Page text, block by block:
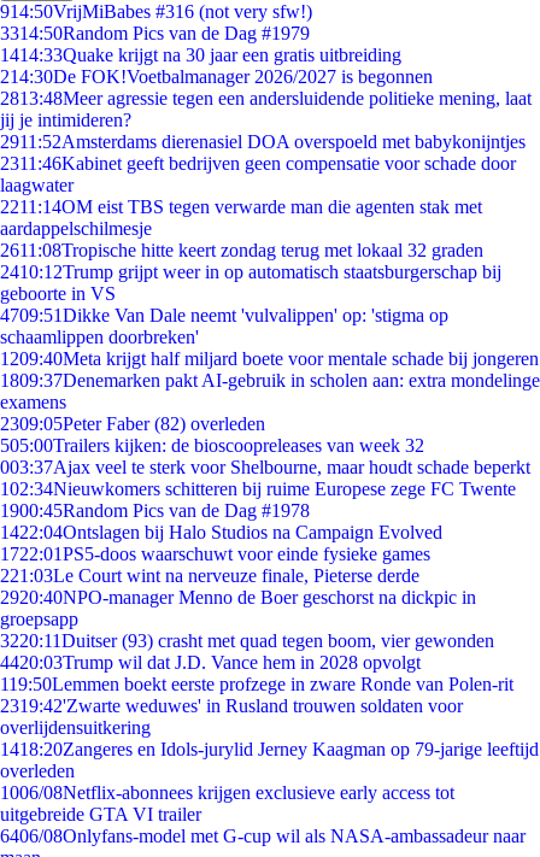
914:50VrijMiBabes #316 (not very sfw!)
3314:50Random Pics van de Dag #1979
1414:33Quake krijgt na 30 jaar een gratis uitbreiding
214:30De FOK!Voetbalmanager 2026/2027 is begonnen
2813:48Meer agressie tegen een andersluidende politieke mening, laat
jij je intimideren?
2911:52Amsterdams dierenasiel DOA overspoeld met babykonijntjes
2311:46Kabinet geeft bedrijven geen compensatie voor schade door
laagwater
2211:14OM eist TBS tegen verwarde man die agenten stak met
aardappelschilmesje
2611:08Tropische hitte keert zondag terug met lokaal 32 graden
2410:12Trump grijpt weer in op automatisch staatsburgerschap bij
geboorte in VS
4709:51Dikke Van Dale neemt 'vulvalippen' op: 'stigma op
schaamlippen doorbreken'
1209:40Meta krijgt half miljard boete voor mentale schade bij jongeren
1809:37Denemarken pakt AI-gebruik in scholen aan: extra mondelinge
examens
2309:05Peter Faber (82) overleden
505:00Trailers kijken: de bioscoopreleases van week 32
003:37Ajax veel te sterk voor Shelbourne, maar houdt schade beperkt
102:34Nieuwkomers schitteren bij ruime Europese zege FC Twente
1900:45Random Pics van de Dag #1978
1422:04Ontslagen bij Halo Studios na Campaign Evolved
1722:01PS5-doos waarschuwt voor einde fysieke games
221:03Le Court wint na nerveuze finale, Pieterse derde
2920:40NPO-manager Menno de Boer geschorst na dickpic in
groepsapp
3220:11Duitser (93) crasht met quad tegen boom, vier gewonden
4420:03Trump wil dat J.D. Vance hem in 2028 opvolgt
119:50Lemmen boekt eerste profzege in zware Ronde van Polen-rit
2319:42'Zwarte weduwes' in Rusland trouwen soldaten voor
overlijdensuitkering
1418:20Zangeres en Idols-jurylid Jerney Kaagman op 79-jarige leeftijd
overleden
1006/08Netflix-abonnees krijgen exclusieve early access tot
uitgebreide GTA VI trailer
6406/08Onlyfans-model met G-cup wil als NASA-ambassadeur naar